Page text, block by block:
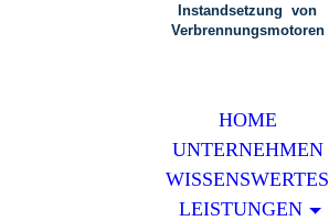
Instandsetzung von
Verbrennungsmotoren
HOME
UNTERNEHMEN
WISSENSWERTES
LEISTUNGEN